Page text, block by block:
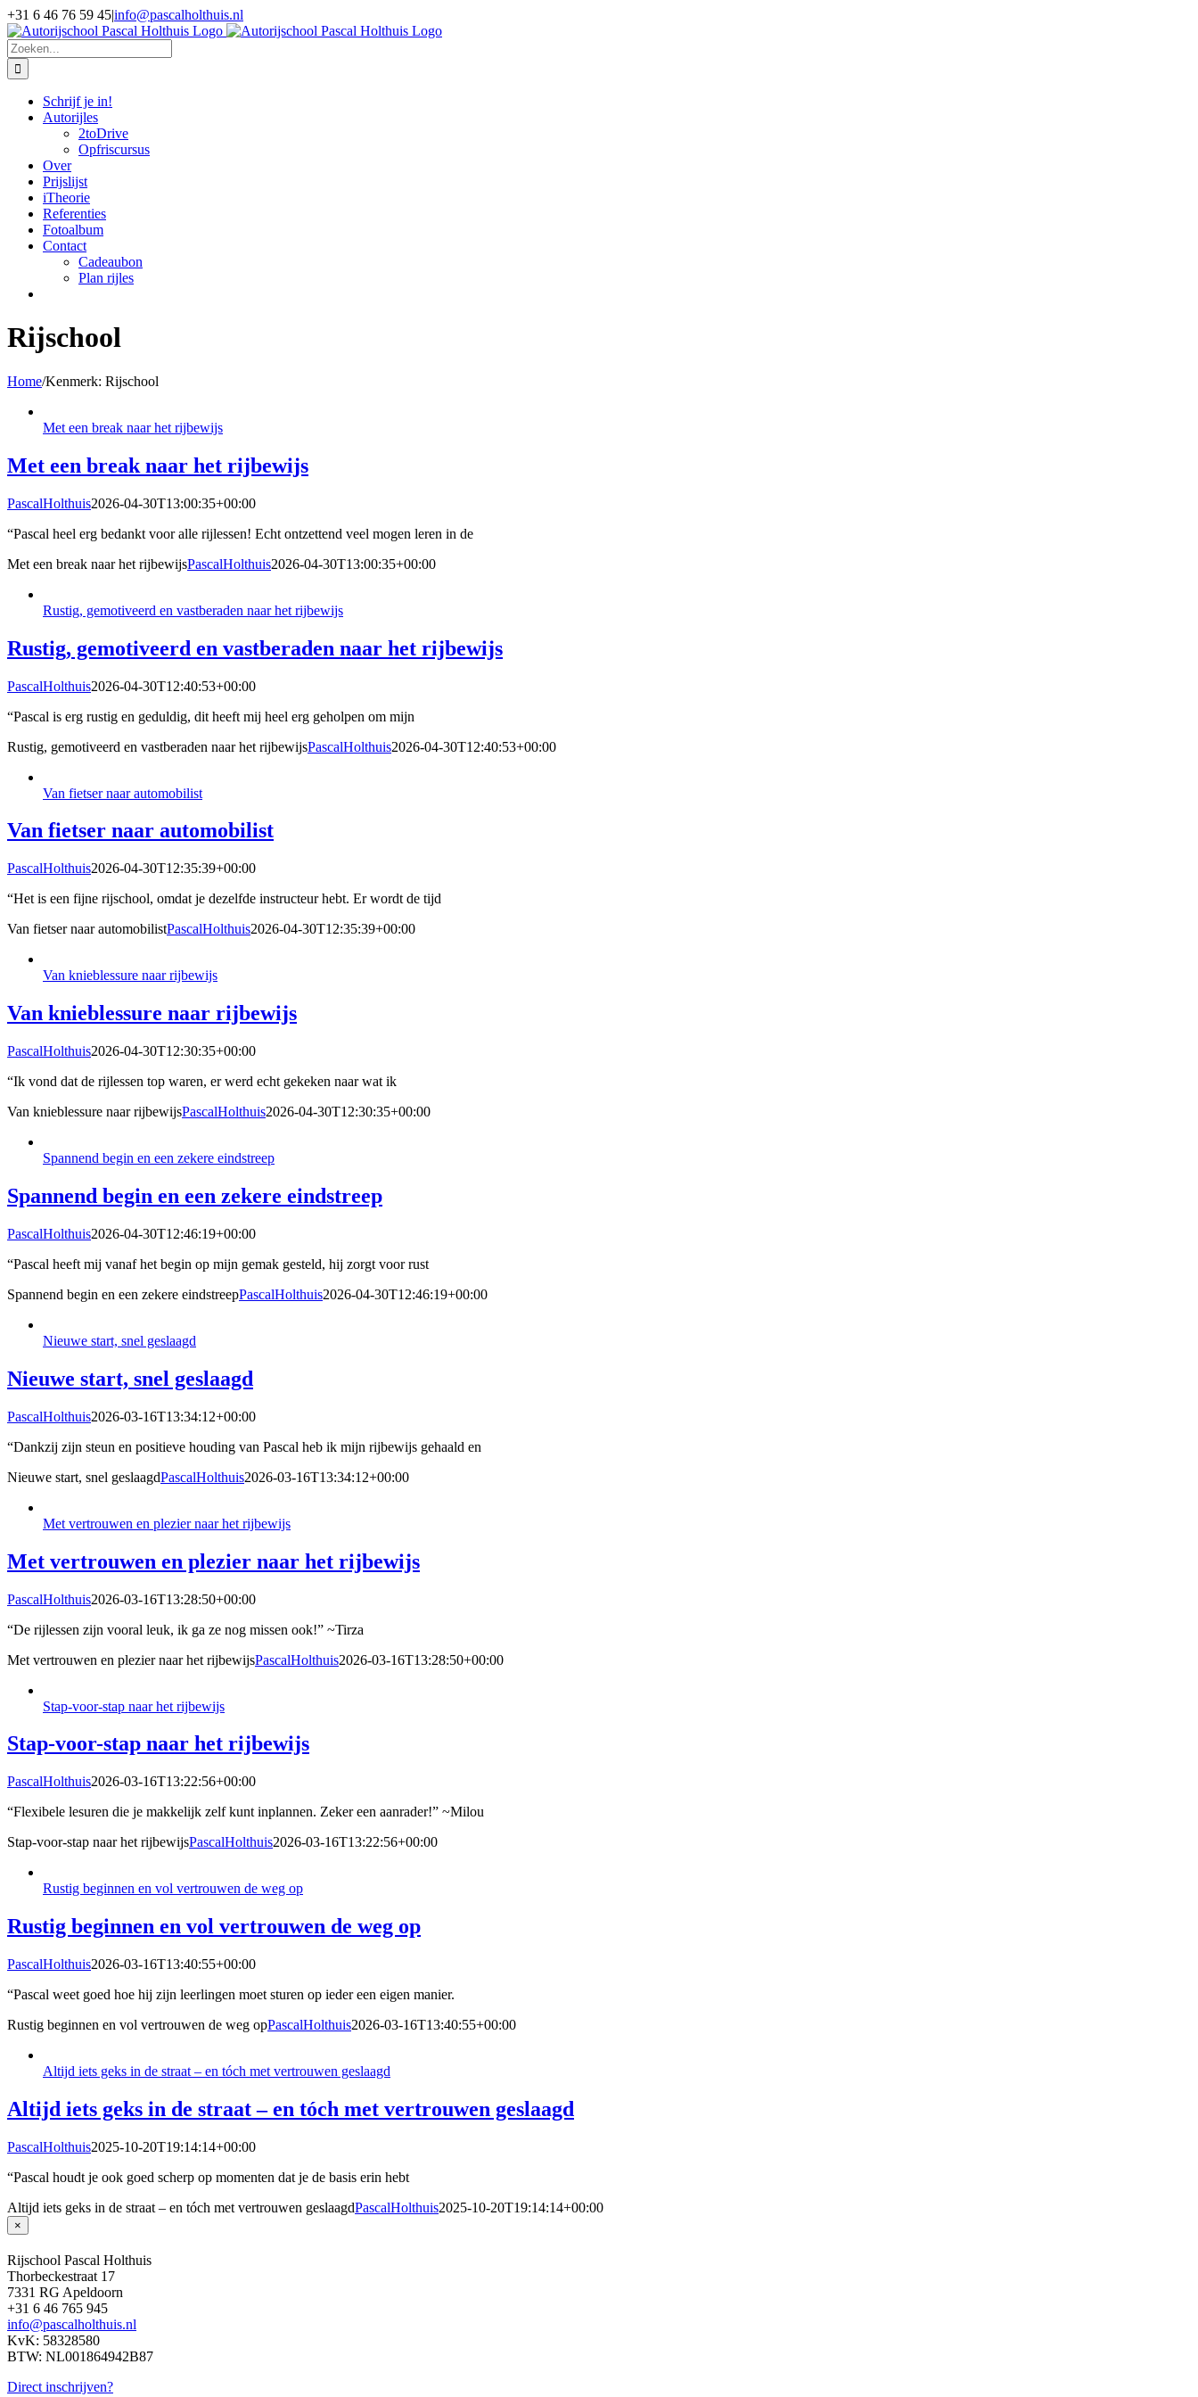
Skip
to
content
+31 6 46 76 59 45|info@pascalholthuis.nl
Instagram
Facebook
LinkedIn
Twitter
YouTube
Zoeken
naar:
Schrijf je in!
Autorijles
2toDrive
Opfriscursus
Over
Prijslijst
iTheorie
Referenties
Fotoalbum
Contact
Cadeaubon
Plan rijles
Rijschool
Home/Kenmerk: Rijschool
Met een break naar het rijbewijs
Met een break naar het rijbewijs
PascalHolthuis2026-04-30T13:00:35+00:00
“Pascal heel erg bedankt voor alle rijlessen! Echt ontzettend veel mogen leren in de
Met een break naar het rijbewijsPascalHolthuis2026-04-30T13:00:35+00:00
Rustig, gemotiveerd en vastberaden naar het rijbewijs
Rustig, gemotiveerd en vastberaden naar het rijbewijs
PascalHolthuis2026-04-30T12:40:53+00:00
“Pascal is erg rustig en geduldig, dit heeft mij heel erg geholpen om mijn
Rustig, gemotiveerd en vastberaden naar het rijbewijsPascalHolthuis2026-04-30T12:40:53+00:00
Van fietser naar automobilist
Van fietser naar automobilist
PascalHolthuis2026-04-30T12:35:39+00:00
“Het is een fijne rijschool, omdat je dezelfde instructeur hebt. Er wordt de tijd
Van fietser naar automobilistPascalHolthuis2026-04-30T12:35:39+00:00
Van knieblessure naar rijbewijs
Van knieblessure naar rijbewijs
PascalHolthuis2026-04-30T12:30:35+00:00
“Ik vond dat de rijlessen top waren, er werd echt gekeken naar wat ik
Van knieblessure naar rijbewijsPascalHolthuis2026-04-30T12:30:35+00:00
Spannend begin en een zekere eindstreep
Spannend begin en een zekere eindstreep
PascalHolthuis2026-04-30T12:46:19+00:00
“Pascal heeft mij vanaf het begin op mijn gemak gesteld, hij zorgt voor rust
Spannend begin en een zekere eindstreepPascalHolthuis2026-04-30T12:46:19+00:00
Nieuwe start, snel geslaagd
Nieuwe start, snel geslaagd
PascalHolthuis2026-03-16T13:34:12+00:00
“Dankzij zijn steun en positieve houding van Pascal heb ik mijn rijbewijs gehaald en
Nieuwe start, snel geslaagdPascalHolthuis2026-03-16T13:34:12+00:00
Met vertrouwen en plezier naar het rijbewijs
Met vertrouwen en plezier naar het rijbewijs
PascalHolthuis2026-03-16T13:28:50+00:00
“De rijlessen zijn vooral leuk, ik ga ze nog missen ook!” ~Tirza
Met vertrouwen en plezier naar het rijbewijsPascalHolthuis2026-03-16T13:28:50+00:00
Stap-voor-stap naar het rijbewijs
Stap-voor-stap naar het rijbewijs
PascalHolthuis2026-03-16T13:22:56+00:00
“Flexibele lesuren die je makkelijk zelf kunt inplannen. Zeker een aanrader!” ~Milou
Stap-voor-stap naar het rijbewijsPascalHolthuis2026-03-16T13:22:56+00:00
Rustig beginnen en vol vertrouwen de weg op
Rustig beginnen en vol vertrouwen de weg op
PascalHolthuis2026-03-16T13:40:55+00:00
“Pascal weet goed hoe hij zijn leerlingen moet sturen op ieder een eigen manier.
Rustig beginnen en vol vertrouwen de weg opPascalHolthuis2026-03-16T13:40:55+00:00
Altijd iets geks in de straat – en tóch met vertrouwen geslaagd
Altijd iets geks in de straat – en tóch met vertrouwen geslaagd
PascalHolthuis2025-10-20T19:14:14+00:00
“Pascal houdt je ook goed scherp op momenten dat je de basis erin hebt
Altijd iets geks in de straat – en tóch met vertrouwen geslaagdPascalHolthuis2025-10-20T19:14:14+00:00
Close
product
view
×
Rijschool Pascal Holthuis
Thorbeckestraat 17
7331 RG Apeldoorn
+31 6 46 765 945
info@pascalholthuis.nl
KvK: 58328580
BTW: NL001864942B87
Direct inschrijven?